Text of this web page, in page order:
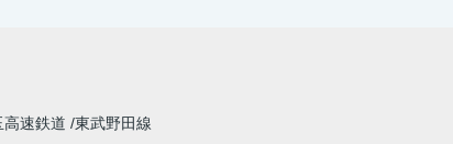
高速鉄道 東武野田線